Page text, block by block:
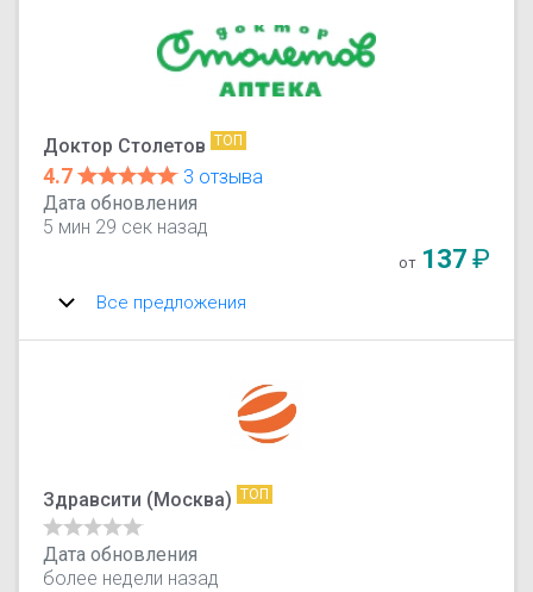
Доктор Столетов ТОП
4.7
3 отзыва
Дата обновления
5 мин 29 сек назад
от 137₽
Все предложения
Здравсити (Москва) ТОП
Дата обновления
более недели назад